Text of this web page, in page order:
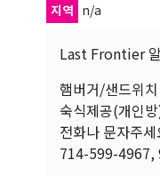
지역 n/a
Last Frontier
햄버거/샌드위
숙식제공(개인
전화나 문자주세
714-599-